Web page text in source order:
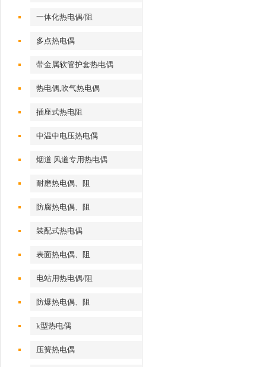
一体化热电偶/阻
多点热电偶
带金属软管护套热电偶
热电偶,吹气热电偶
插座式热电阻
中温中电压热电偶
烟道 风道专用热电偶
耐磨热电偶、阻
防腐热电偶、阻
装配式热电偶
表面热电偶、阻
电站用热电偶/阻
防爆热电偶、阻
k型热电偶
压簧热电偶